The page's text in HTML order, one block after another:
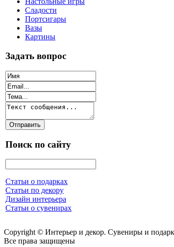
Сладости
Портсигары
Вазы
Картины
Задать вопрос
Поиск по сайту
Статьи о подарках
Статьи по декору
Дизайн интерьера
Статьи о сувенирах
Copyright © Интерьер и декор. Сувениры и
Все права защищены